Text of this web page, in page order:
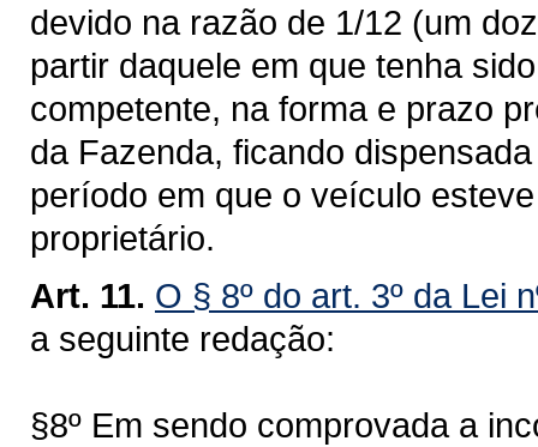
devido na razão de 1/12 (um
partir daquele em que tenha
competente, na forma e prazo
da Fazenda, ficando
período em que o veículo
proprietário.
Art. 11. O § 8º do art. 3º da Lei
a seguinte redação:
§8º Em sendo comprovada a